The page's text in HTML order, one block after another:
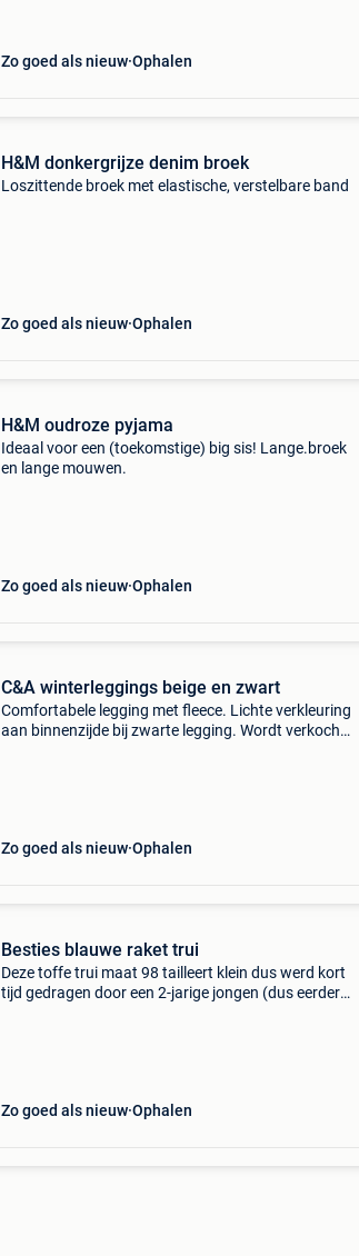
Zo goed als nieuw Ophalen
H&M donkergrijze denim broek
Loszittende broek met elastische, verstelbare band
Zo goed als nieuw Ophalen
H&M oudroze pyjama
Ideaal voor een (toekomstige) big sis! Lange.broek
en lange mouwen.
Zo goed als nieuw Ophalen
C&A winterleggings beige en zwart
Comfortabele legging met fleece. Lichte verkleuring
aan binnenzijde bij zwarte legging. Wordt verkocht
Zo goed als nieuw Ophalen
Besties blauwe raket trui
Deze toffe trui maat 98 tailleert klein dus werd kort
tijd gedragen door een 2-jarige jongen (dus eerder
Zo goed als nieuw Ophalen